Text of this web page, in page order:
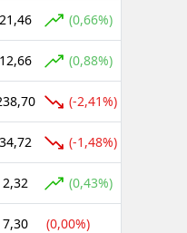
21,46 (0,66%)
12,66 (0,88%)
(-2,41%)
34,72 (-1,48%)
2,32 (0,43%)
7,30 (0,00%)